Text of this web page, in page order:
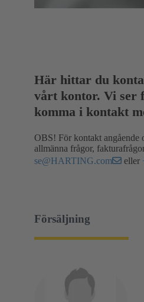
Här hittar du
vårt kontor. Vi ser
komma i kontakt
OBS! För kontakt angående
allmänna frågor,
se@HARTING.com
eller
Försäljning